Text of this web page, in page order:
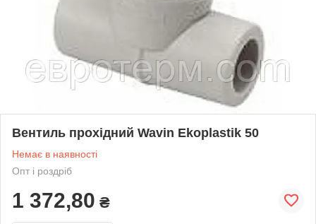
Вентиль прохідний Wavin Ekoplastik 50
Немає в наявності
Опт і роздріб
1 372,80 ₴